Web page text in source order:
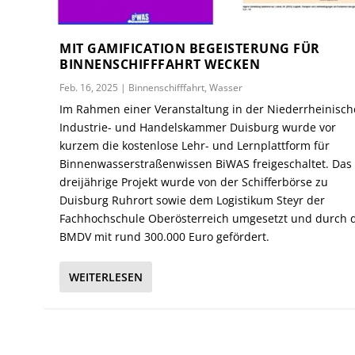
MIT GAMIFICATION BEGEISTERUNG FÜR
BINNENSCHIFFFAHRT WECKEN
Feb. 16, 2025 | Binnenschifffahrt,Wasser
Im Rahmen einer Veranstaltung in der
Industrie- und Handelskammer Duisburg wurde vor
kurzem die kostenlose Lehr- und Lernplattform für
Binnenwasserstraßenwissen BiWAS freigeschaltet. Das
dreijährige Projekt wurde von der Schifferbörse zu
Duisburg Ruhrort sowie dem Logistikum Steyr der
Fachhochschule Oberösterreich umgesetzt und durch
BMDV mit rund 300.000 Euro gefördert.
WEITERLESEN